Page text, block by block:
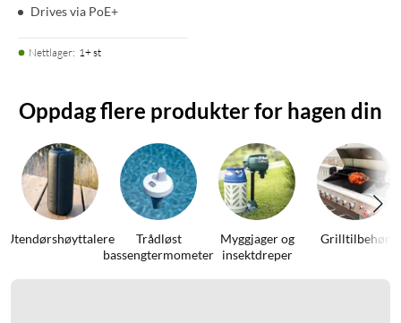
Drives via PoE+
Nettlager: 1+ st
Oppdag flere produkter for hagen din
Utendørshøyttalere
Trådløst
bassengtermometer
Myggjager og
insektdreper
Grilltilbehør